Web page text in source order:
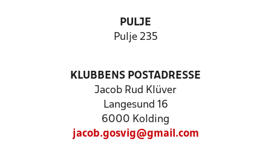
PULJE
Pulje 235
KLUBBENS POSTADRESSE
Jacob Rud Klüver
Langesund 16
6000 Kolding
jacob.gosvig@gmail.com